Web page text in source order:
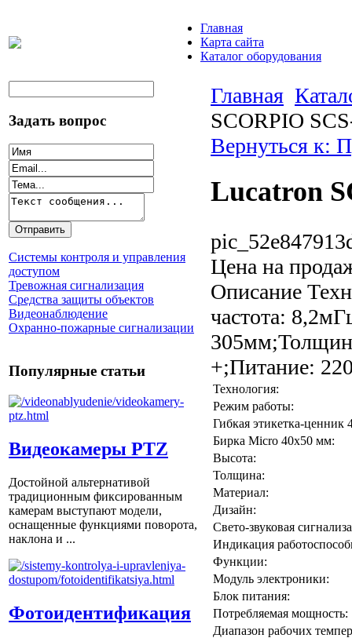
Главная
Карта сайта
Каталог оборудования
Задать вопрос
Системы контроля и управления
доступом
Тревожная сигнализация
Средства защиты объектов
Видеонаблюдение
Охранно-пожарные сигнализации
Популярные статьи
Видеокамеры PTZ
Достойной альтернативой
традиционным фиксированным
камерам выступают модели,
оснащенные функциями поворота,
наклона и ...
Фотоидентификация
Главная
SCORPIO
Вернуться к:
Lucatron
Цена на
Описание
частота:
+;Питание:
Технология:
Режим работы:
Гибкая этикетка-ценник
Бирка Micro 40x50 мм:
Высота:
Толщина:
Материал:
Дизайн:
Свето-звуковая
Индикация
Функции:
Модуль электроники:
Блок питания:
Потребляемая мощность:
Диапазон рабочих